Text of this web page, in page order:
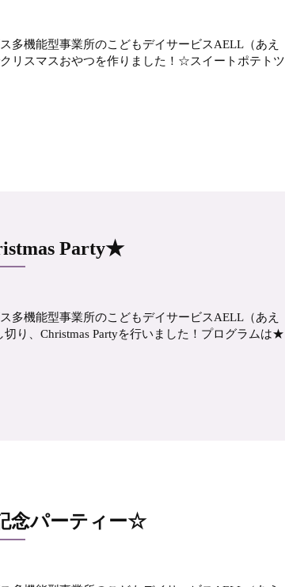
多機能型事業所のこどもデイサービスAELL（あえ
リスマスおやつを作りました！☆スイートポテトツ
Party★
多機能型事業所のこどもデイサービスAELL（あえ
り、Christmas Partyを行いました！プログラムは★
念パーティー☆